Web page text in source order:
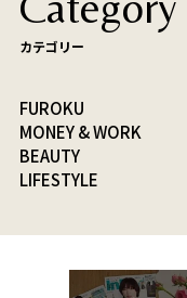
カテゴリー
FUROKU
MONEY & WORK
BEAUTY
LIFESTYLE